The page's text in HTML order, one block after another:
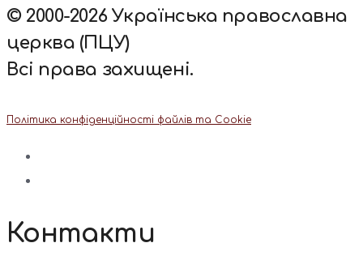
© 2000-2026 Українська православна
церква (ПЦУ)
Всі права захищені.
Політика конфіденційності файлів та Cookie
Контакти